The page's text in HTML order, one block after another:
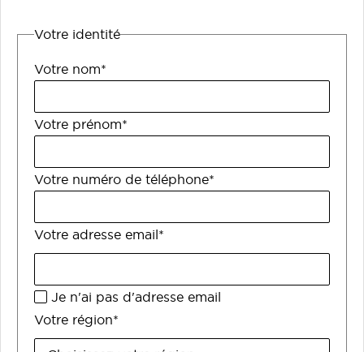
Votre identité
Votre nom*
Votre prénom*
Votre numéro de téléphone*
Votre adresse email*
Je n'ai pas d'adresse email
Votre région*